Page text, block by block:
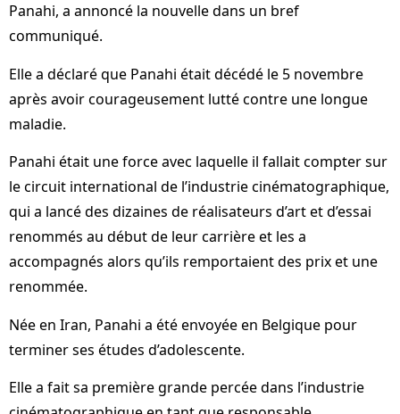
Panahi, a annoncé la nouvelle dans un bref
communiqué.
Elle a déclaré que Panahi était décédé le 5 novembre
après avoir courageusement lutté contre une longue
maladie.
Panahi était une force avec laquelle il fallait compter sur
le circuit international de l’industrie cinématographique,
qui a lancé des dizaines de réalisateurs d’art et d’essai
renommés au début de leur carrière et les a
accompagnés alors qu’ils remportaient des prix et une
renommée.
Née en Iran, Panahi a été envoyée en Belgique pour
terminer ses études d’adolescente.
Elle a fait sa première grande percée dans l’industrie